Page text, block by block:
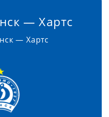
— Хартс
— Хартс